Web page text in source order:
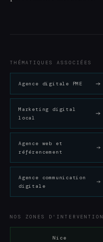
THÉMATIQUES ASSOCIÉES
Agence digitale PME
Marketing digital
local
Agence web et
référencement
Agence communication
digitale
NOS ZONES D'INTERVENTION
Nice